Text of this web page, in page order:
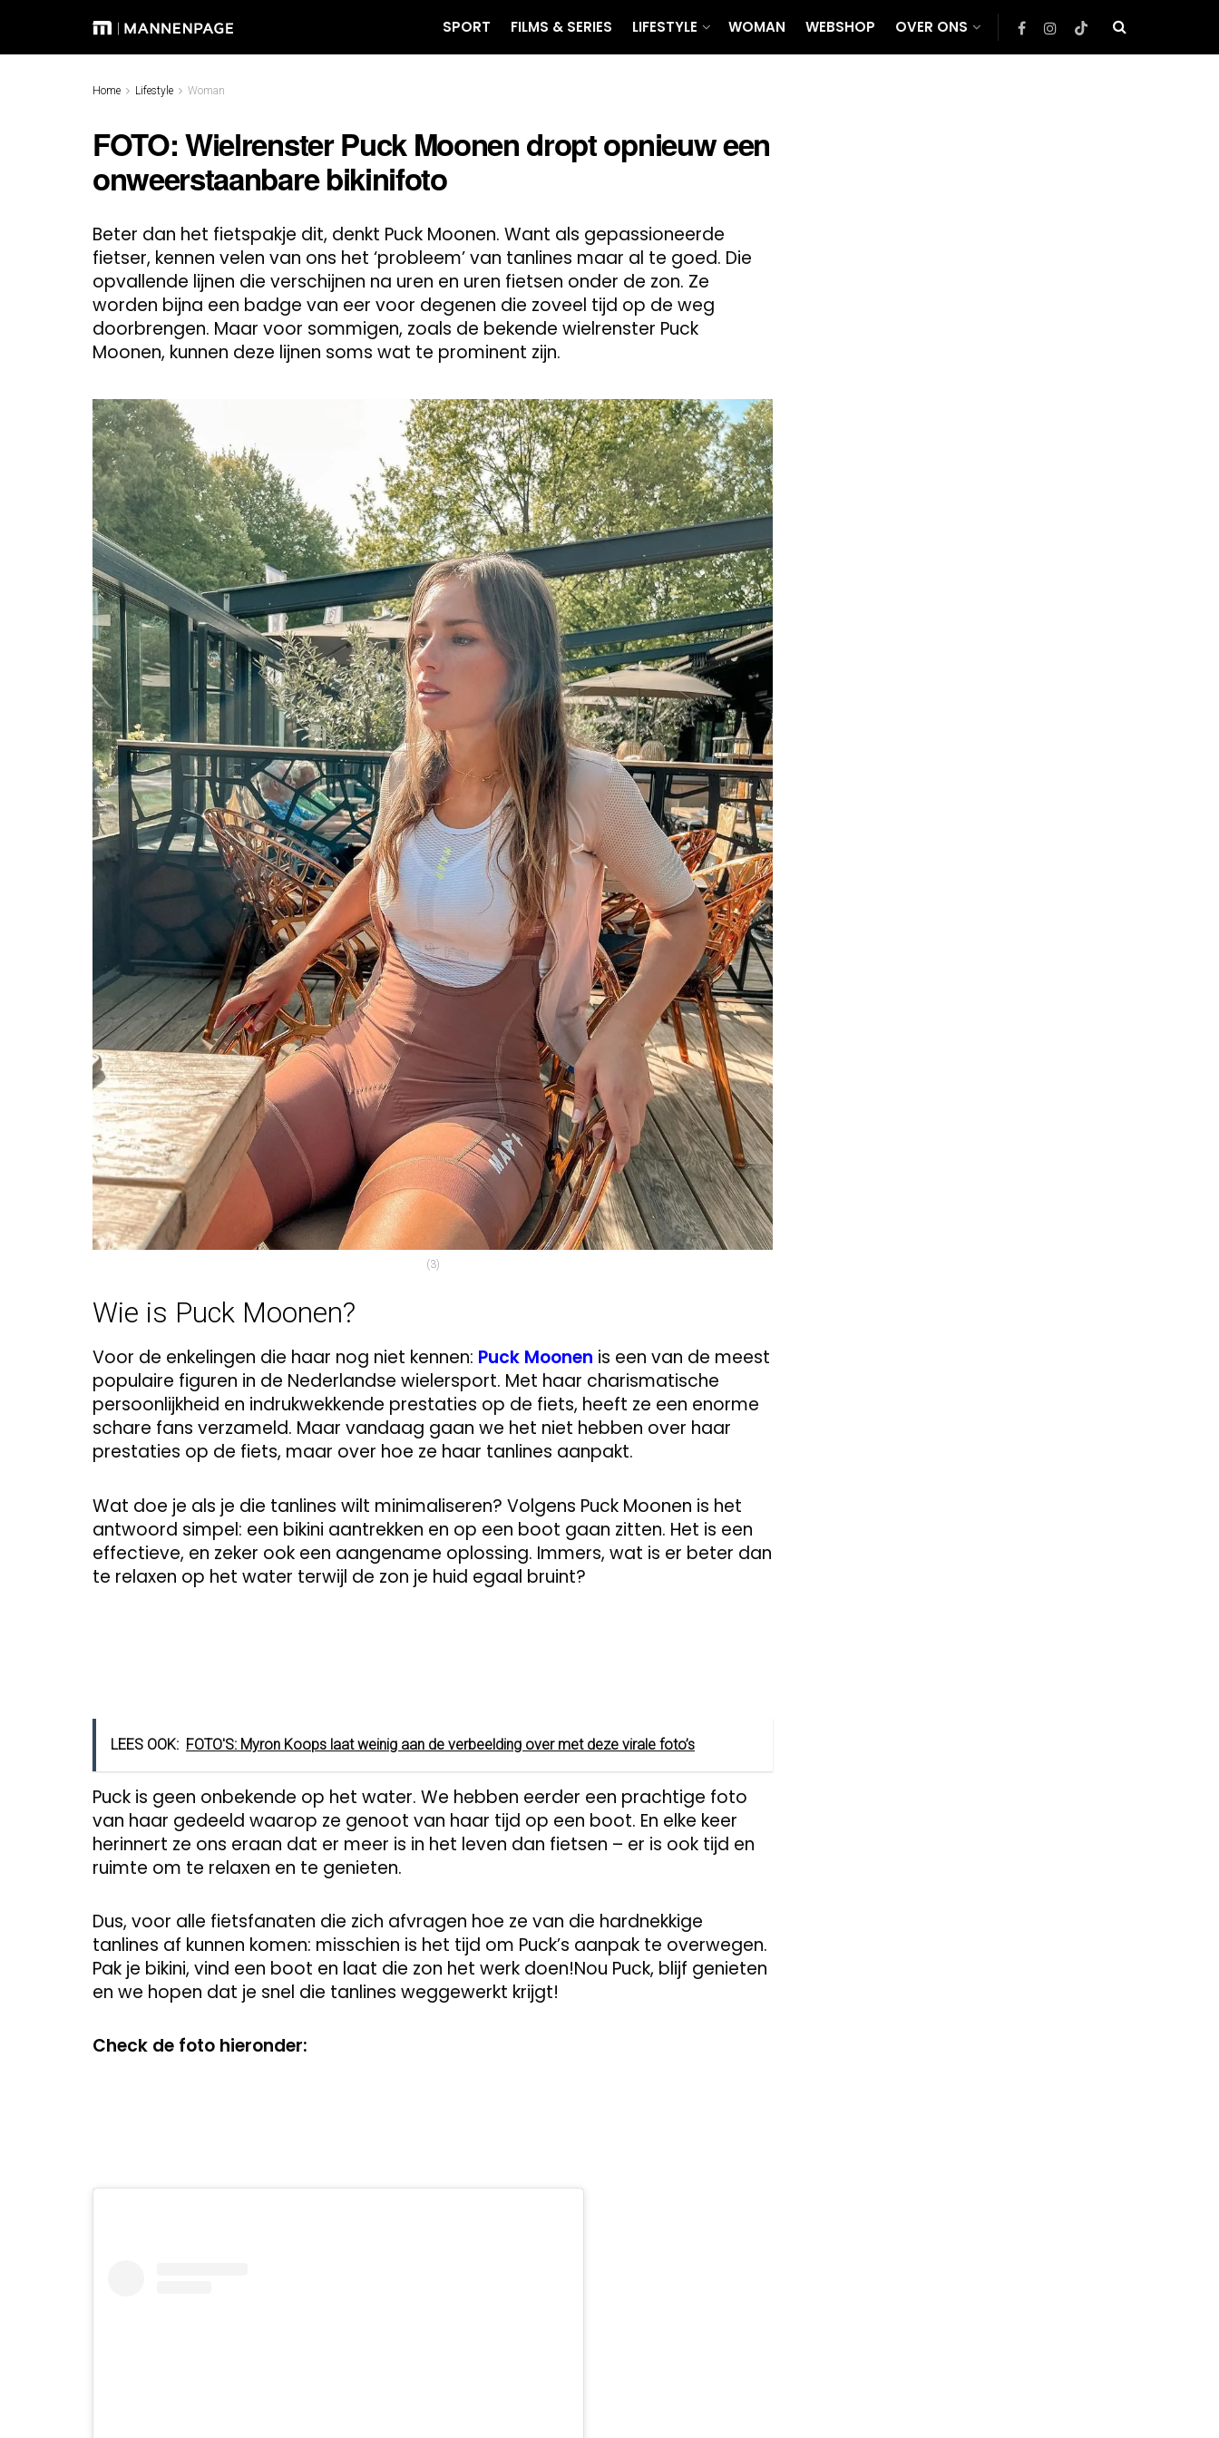
SPORT FILMS & SERIES LIFESTYLE WOMAN WEBSHOP OVER ONS
Home Lifestyle Woman
FOTO: Wielrenster Puck Moonen dropt opnieuw een
onweerstaanbare bikinifoto
Beter dan het fietspakje dit, denkt Puck Moonen. Want als gepassioneerde
fietser, kennen velen van ons het ‘probleem’ van tanlines maar al te goed. Die
opvallende lijnen die verschijnen na uren en uren fietsen onder de zon. Ze
worden bijna een badge van eer voor degenen die zoveel tijd op de weg
doorbrengen. Maar voor sommigen, zoals de bekende wielrenster Puck
Moonen, kunnen deze lijnen soms wat te prominent zijn.
(3)
Wie is Puck Moonen?
Voor de enkelingen die haar nog niet kennen: Puck Moonen is een van de meest
populaire figuren in de Nederlandse wielersport. Met haar charismatische
persoonlijkheid en indrukwekkende prestaties op de fiets, heeft ze een enorme
schare fans verzameld. Maar vandaag gaan we het niet hebben over haar
prestaties op de fiets, maar over hoe ze haar tanlines aanpakt.
Wat doe je als je die tanlines wilt minimaliseren? Volgens Puck Moonen is het
antwoord simpel: een bikini aantrekken en op een boot gaan zitten. Het is een
effectieve, en zeker ook een aangename oplossing. Immers, wat is er beter dan
te relaxen op het water terwijl de zon je huid egaal bruint?
LEES OOK: FOTO'S: Myron Koops laat weinig aan de verbeelding over met deze virale foto’s
Puck is geen onbekende op het water. We hebben eerder een prachtige foto
van haar gedeeld waarop ze genoot van haar tijd op een boot. En elke keer
herinnert ze ons eraan dat er meer is in het leven dan fietsen – er is ook tijd en
ruimte om te relaxen en te genieten.
Dus, voor alle fietsfanaten die zich afvragen hoe ze van die hardnekkige
tanlines af kunnen komen: misschien is het tijd om Puck’s aanpak te overwegen.
Pak je bikini, vind een boot en laat die zon het werk doen!Nou Puck, blijf genieten
en we hopen dat je snel die tanlines weggewerkt krijgt!
Check de foto hieronder: